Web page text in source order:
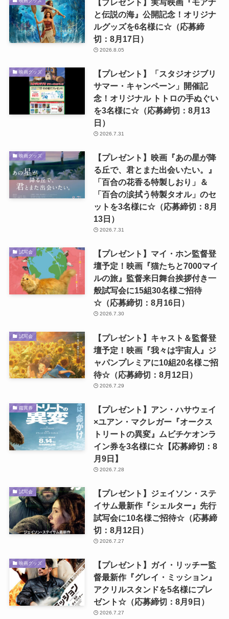
【プレゼント】実写映画『モアナ
と伝説の海』公開記念！オリジナ
ルグッズを6名様に☆（応募締
切：8月17日）
2026.8.05
映画グッズ
【プレゼント】「スタジオジブリ
サマー・キャンペーン」開催記
念！オリジナル トトロの手ぬぐい
を3名様に☆（応募締切：8月13
日）
2026.7.31
映画グッズ
【プレゼント】映画『あの星が降
る丘で、君とまた出会いたい。』
「百合の花香る特製しおり」＆
「百合の涙拭う特製タオル」のセ
ットを3名様に☆（応募締切：8月
13日）
2026.7.31
試写会
【プレゼント】マイ・ホン監督登
壇予定！映画『猫たちと7000マイ
ルの旅』監督来日舞台挨拶付き一
般試写会に15組30名様ご招待
☆（応募締切：8月16日）
2026.7.30
試写会
【プレゼント】キャスト＆監督登
壇予定！映画『我々は宇宙人』ジ
ャパンプレミアに10組20名様ご招
待☆（応募締切：8月12日）
2026.7.29
鑑賞券
【プレゼント】アン・ハサウェイ
×ユアン・マクレガー『オークス
トリートの異変』ムビチケオンラ
イン券を3名様に☆【応募締切：8
月9日】
2026.7.28
試写会
【プレゼント】ジェイソン・ステ
イサム最新作『シェルター』先行
試写会に10名様ご招待☆（応募締
切：8月12日）
2026.7.27
映画グッズ
【プレゼント】ガイ・リッチー監
督最新作『グレイ・ミッション』
アクリルスタンドを5名様にプレ
ゼント☆（応募締切：8月9日）
2026.7.27